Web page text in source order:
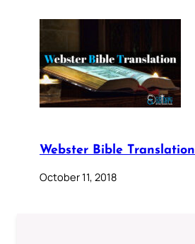
Webster Bible Translation
October 11, 2018